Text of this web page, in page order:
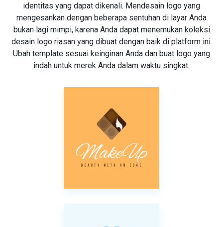
identitas yang dapat dikenali. Mendesain logo yang
mengesankan dengan beberapa sentuhan di layar Anda
bukan lagi mimpi, karena Anda dapat menemukan koleksi
desain logo riasan yang dibuat dengan baik di platform ini.
Ubah template sesuai keinginan Anda dan buat logo yang
indah untuk merek Anda dalam waktu singkat.